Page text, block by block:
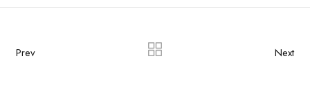
Prev Next